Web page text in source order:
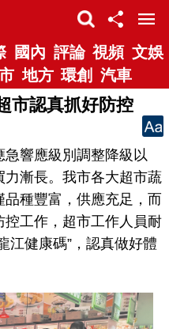
國內 評論 視頻 文娛
地方 環創 汽車
市認真抓好防控
響應級別調整降級以
漸長。我市各大超市蔬
種豐富，供應充足，而
控工作，超市工作人員耐
江健康碼”，認真做好體